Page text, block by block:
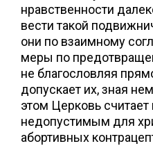
нравственности
вести такой
они по взаимному
меры по
не благословляя
допускает их, зная
этом Церковь считает
недопустимым для
абортивных